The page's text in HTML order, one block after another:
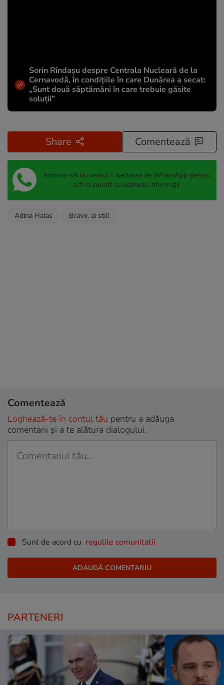
Sorin Rîndașu despre Centrala Nucleară de la
Cernavodă, în condițiile în care Dunărea a secat:
„Sunt două săptămâni în care trebuie găsite
soluții”
Share Comentează
Abonați-vă la canalul Libertatea de WhatsApp pentru
a fi la curent cu ultimele informații
Adina Halas Bravo, ai stil!
Comentează
Loghează-te în contul tău pentru a adăuga
comentarii și a te alătura dialogului.
Sunt de acord cu regulile comunitatii
PARTENERI